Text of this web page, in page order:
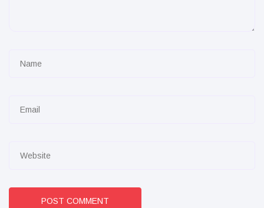
POST COMMENT